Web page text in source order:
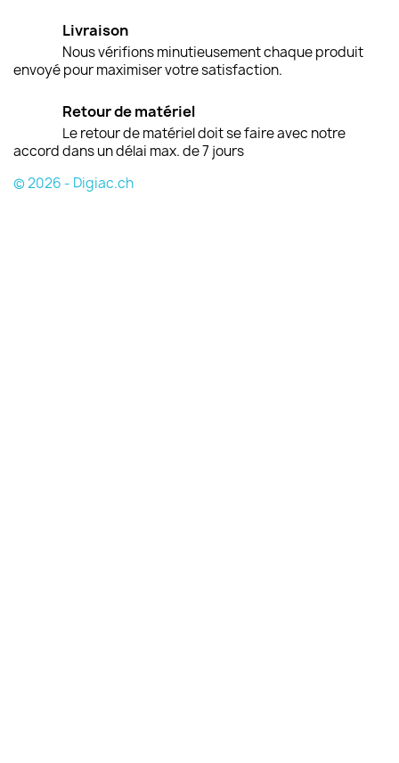
Livraison
Nous vérifions minutieusement chaque produit
envoyé pour maximiser votre satisfaction.
Retour de matériel
Le retour de matériel doit se faire avec notre
accord dans un délai max. de 7 jours
© 2026 - Digiac.ch